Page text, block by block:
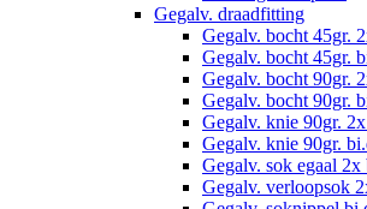
Gegalv. draadfitting
Gegalv. bocht 45gr.
Gegalv. bocht 45gr.
Gegalv. bocht 90gr.
Gegalv. bocht 90gr.
Gegalv. knie 90gr.
Gegalv. knie 90gr.
Gegalv. sok egaal 2x
Gegalv. verloopsok